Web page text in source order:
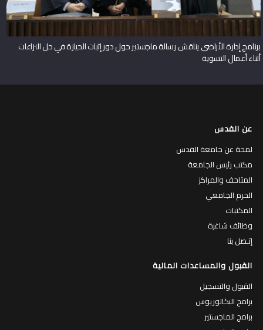
برنامج إدارة الأراضي يناقش رسالة ماجستير حول دور إثبات الحيازة في حل النزاعات
أثناء أعمال التسوية
عن القدس
لمحة عن جامعة القدس
مكتب رئيس الجامعة
المتاحف والمراكز
الحرم الجامعي
المكتبات
وظائف شاغرة
إتـصل بنا
القبول والمساعدات المالية
القبول والتسجيل
برامج البكالوريوس
برامج الماجستير